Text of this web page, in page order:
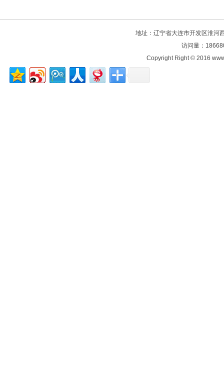
地址：辽宁省大连市开发区淮
访问量：
Copyright Right © 2016